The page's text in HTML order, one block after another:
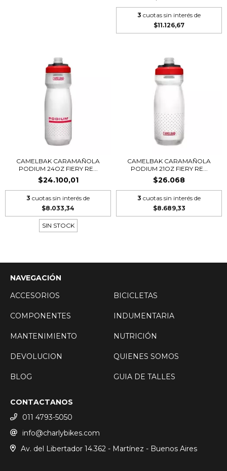
3 cuotas sin interés de
$11.126,67
CAMELBAK CARAMAÑOLA
PODIUM 24OZ FIERY RE...
$24.100,01
3 cuotas sin interés de
$8.033,34
SIN STOCK
CAMELBAK CARAMAÑOLA
PODIUM 21OZ FIERY RE...
$26.068
3 cuotas sin interés de
$8.689,33
NAVEGACIÓN
ACCESORIOS
BICICLETAS
COMPONENTES INDUMENTARIA
MANTENIMIENTO NUTRICIÓN
DEVOLUCION QUIENES SOMOS
BLOG GUIA DE TALLES
CONTACTANOS
011 4793-5050
info@charlybikes.com
Av. del Libertador 14.362 - Martínez - Buenos Aires